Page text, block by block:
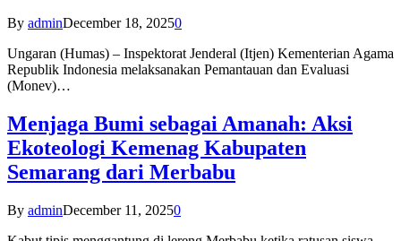
By adminDecember 18, 20250
Ungaran (Humas) – Inspektorat Jenderal (Itjen) Kementerian Agama
Republik Indonesia melaksanakan Pemantauan dan Evaluasi
(Monev)…
Menjaga Bumi sebagai Amanah: Aksi
Ekoteologi Kemenag Kabupaten
Semarang dari Merbabu
By adminDecember 11, 20250